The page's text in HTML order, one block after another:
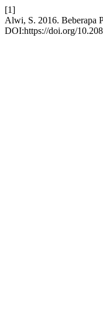
[1]
Alwi, S. 2016. Beberapa
DOI:https://doi.org/